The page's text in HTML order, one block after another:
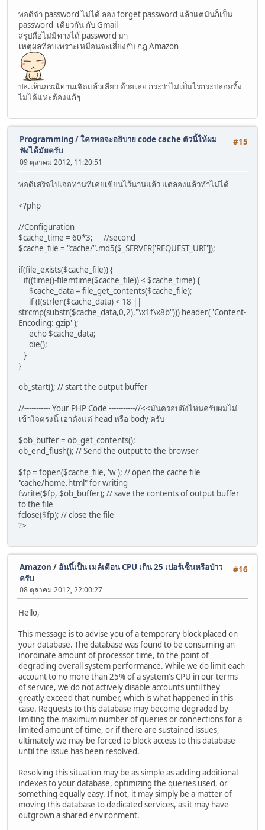
พอดีจำ password ไม่ได้ ลอง forget password แล้วแต่มันก็เป็น
password เดียวกัน กับ Gmail
สรุปคือไม่มีทางได้ password มา
เหตุผลที่ลบเพราะเหมือนจะเสี่ยงกับ กฎ Amazon
ปล.เห็นกรณีท่านเจิดแล้วเสียว ด้วยเลย กระว่าไม่เป็นไรกระปล่อยทิ้ง
ไม่ได้แหะต้องแก้ๆ
#15
Programming/ใครพอจะอธิบาย code cache ตัวนี้ให้ผม
ฟังได้มัยครับ
09 ตุลาคม 2012, 11:20:51
พอดีเสริจไปเจอท่านที่เคยเขียนไว้นานแล้ว แต่ลองแล้วทำไม่ได้
<?php
//Configuration
$cache_time = 60*3; //second
$cache_file = "cache/".md5($_SERVER['REQUEST_URI']);
if(file_exists($cache_file)) {
if((time()-filemtime($cache_file)) < $cache_time) {
$cache_data = file_get_contents($cache_file);
if (!(strlen($cache_data) < 18 ||
strcmp(substr($cache_data,0,2),"\x1f\x8b"))) header( 'Content-
Encoding: gzip' );
echo $cache_data;
die();
}
}
ob_start(); // start the output buffer
//----------- Your PHP Code -----------//<<มันครอบถึงไหนครับผมไม่
เข้าใจตรงนี้ เอาตังแต่ head หรือ body ครับ
$ob_buffer = ob_get_contents();
ob_end_flush(); // Send the output to the browser
$fp = fopen($cache_file, 'w'); // open the cache file
"cache/home.html" for writing
fwrite($fp, $ob_buffer); // save the contents of output buffer
to the file
fclose($fp); // close the file
?>
#16
Amazon / อันนี้เป็น เมล์เตือน CPU เกิน 25 เปอร์เซ็นหรือป่าว
ครับ
08 ตุลาคม 2012, 22:00:27
Hello,
This message is to advise you of a temporary block placed on
your database. The database was found to be consuming an
inordinate amount of processor time, to the point of
degrading overall system performance. While we do limit each
account to no more than 25% of a system's CPU in our terms
of service, we do not actively disable accounts until they
greatly exceed that number, which is what happened in this
case. Requests to this database may become degraded by
limiting the maximum number of queries or connections for a
limited amount of time, or if there are sustained issues,
ultimately we may be forced to block access to this database
until the issue has been resolved.
Resolving this situation may be as simple as adding additional
indexes to your database, optimizing the queries used, or
something equally easy. If not, it may simply be a matter of
moving this database to dedicated services, as it may have
outgrown a shared environment.